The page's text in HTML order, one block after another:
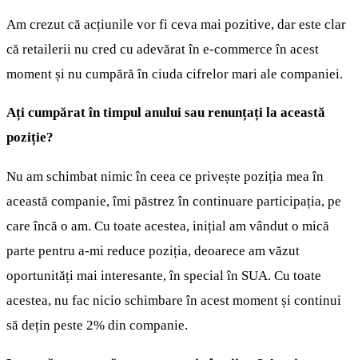
Am crezut că acțiunile vor fi ceva mai pozitive, dar este clar
că retailerii nu cred cu adevărat în e-commerce în acest
moment și nu cumpără în ciuda cifrelor mari ale companiei.
Ați cumpărat în timpul anului sau renunțați la această
poziție?
Nu am schimbat nimic în ceea ce privește poziția mea în
această companie, îmi păstrez în continuare participația, pe
care încă o am. Cu toate acestea, inițial am vândut o mică
parte pentru a-mi reduce poziția, deoarece am văzut
oportunități mai interesante, în special în SUA. Cu toate
acestea, nu fac nicio schimbare în acest moment și continui
să dețin peste 2% din companie.